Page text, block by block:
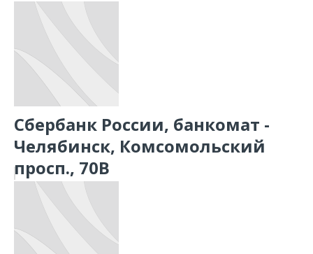
Сбербанк России, банкомат -
Челябинск, Комсомольский
просп., 70В